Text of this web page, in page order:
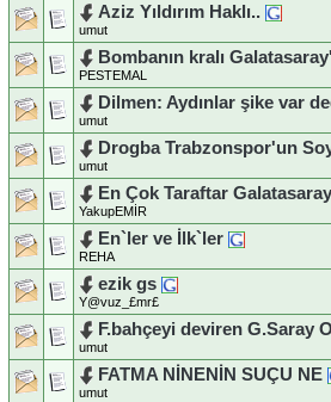
Aziz Yıldırım Haklı..
umut
Bombanın kralı
PESTEMAL
Dilmen: Aydınlar şike var
umut
Drogba Trabzonspor'un
umut
En Çok Taraftar
YakupEMİR
En`ler ve İlk`ler
REHA
ezik gs
Y@vuz_£mr£
F.bahçeyi deviren G.Saray
umut
FATMA NİNENİN SUÇU NE
umut